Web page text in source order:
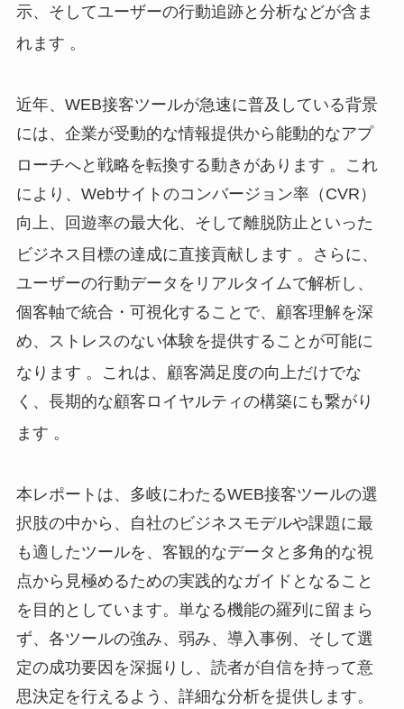
示、そしてユーザーの行動追跡と分析などが含ま
れます 。
近年、WEB接客ツールが急速に普及している背景
には、企業が受動的な情報提供から能動的なアプ
ローチへと戦略を転換する動きがあります 。これ
により、Webサイトのコンバージョン率（CVR）
向上、回遊率の最大化、そして離脱防止といった
ビジネス目標の達成に直接貢献します 。さらに、
ユーザーの行動データをリアルタイムで解析し、
個客軸で統合・可視化することで、顧客理解を深
め、ストレスのない体験を提供することが可能に
なります 。これは、顧客満足度の向上だけでな
く、長期的な顧客ロイヤルティの構築にも繋がり
ます 。
本レポートは、多岐にわたるWEB接客ツールの選
択肢の中から、自社のビジネスモデルや課題に最
も適したツールを、客観的なデータと多角的な視
点から見極めるための実践的なガイドとなること
を目的としています。単なる機能の羅列に留まら
ず、各ツールの強み、弱み、導入事例、そして選
定の成功要因を深掘りし、読者が自信を持って意
思決定を行えるよう、詳細な分析を提供します。